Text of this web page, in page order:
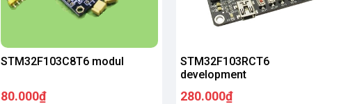
STM32F103C8T6 modul
80.000₫
STM32F103RCT6
development
280.000₫